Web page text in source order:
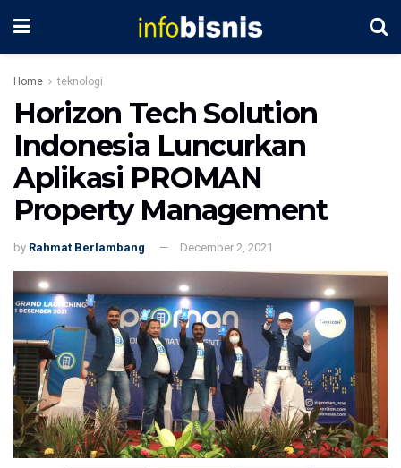
Home teknologi
Horizon Tech Solution
Indonesia Luncurkan
Aplikasi PROMAN
Property Management
by Rahmat Berlambang December 2, 2021